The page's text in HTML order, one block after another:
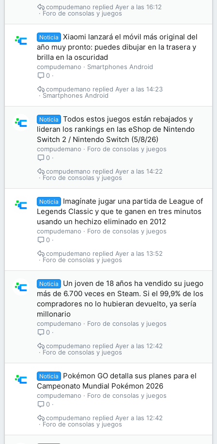
Foro de consolas y juegos
Ayer a las 16:12
compudemano
Noticia
Xiaomi lanzará el móvil más original del
año muy pronto: puedes dibujar en la trasera y
brilla en la oscuridad
compudemano
Smartphones Android
0
Smartphones Android
Ayer a las 14:23
compudemano
Noticia
Todos estos juegos están rebajados y
lideran los rankings en las eShop de Nintendo
Switch 2 / Nintendo Switch (5/8/26)
compudemano
Foro de consolas y juegos
0
Foro de consolas y juegos
Ayer a las 14:22
compudemano
Noticia
Imagínate jugar una partida de League of
Legends Classic y que te ganen en tres minutos
usando un hechizo eliminado en 2012
compudemano
Foro de consolas y juegos
0
Foro de consolas y juegos
Ayer a las 13:52
compudemano
Noticia
Un joven de 18 años ha vendido su juego
más de 6.700 veces en Steam. Si el 99,9% de los
compradores no lo hubieran devuelto, ya sería
millonario
compudemano
Foro de consolas y juegos
0
Foro de consolas y juegos
Ayer a las 12:42
compudemano
Noticia
Pokémon GO detalla sus planes para el
Campeonato Mundial Pokémon 2026
compudemano
Foro de consolas y juegos
0
Foro de consolas y juegos
Ayer a las 12:42
compudemano